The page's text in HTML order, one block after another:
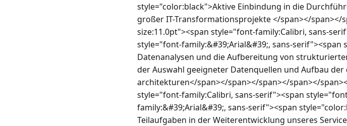
style="color:black">Aktive Einbindung in die
großer IT-Transformationsprojekte </span></span></
size:11.0pt"><span style="font-family:Calibri, sans-
style="font-family:&#39;Arial&#39;, sans-
Datenanalysen und die Aufbereitung von
der Auswahl geeigneter Datenquellen und Aufbau
architekturen</span></span></span></span></
style="font-family:Calibri, sans-serif"><span
family:&#39;Arial&#39;, sans-serif"><span
Teilaufgaben in der Weiterentwicklung unseres